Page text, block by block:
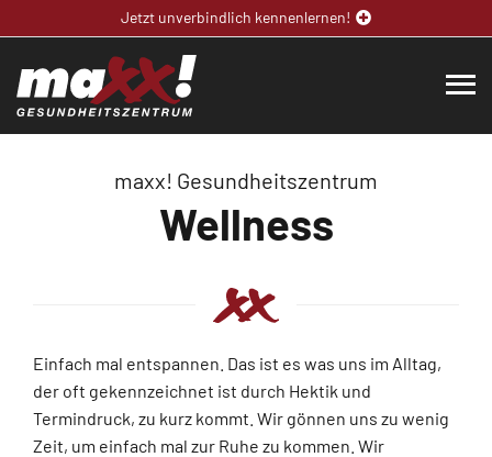
Jetzt unverbindlich kennenlernen!
Wellness
maxx! Gesundheitszentrum
Einfach mal entspannen. Das ist es was uns im Alltag,
der oft gekennzeichnet ist durch Hektik und
Termindruck, zu kurz kommt. Wir gönnen uns zu wenig
Zeit, um einfach mal zur Ruhe zu kommen. Wir